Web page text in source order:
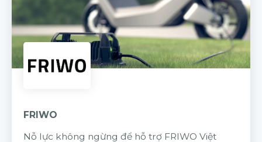
FRIWO
Nỗ lực không ngừng để hỗ trợ FRIWO Việt